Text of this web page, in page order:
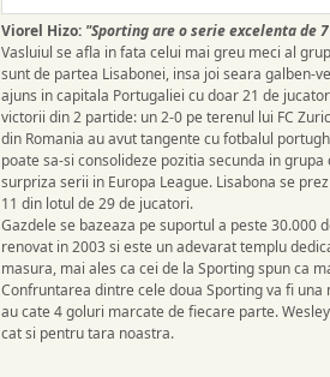
Viorel Hizo: "Sporting are o serie excelenta de
Vasluiul se afla in fata celui mai greu meci al
sunt de partea Lisabonei, insa joi seara galben-
ajuns in capitala Portugaliei cu doar 21 de
victorii din 2 partide: un 2-0 pe terenul lui FC
din Romania au avut tangente cu fotbalul
poate sa-si consolideze pozitia secunda in
surpriza serii in Europa League. Lisabona se
11 din lotul de 29 de jucatori.
Gazdele se bazeaza pe suportul a peste 30.000
renovat in 2003 si este un adevarat templu
masura, mai ales ca cei de la Sporting spun ca
Confruntarea dintre cele doua Sporting va fi
au cate 4 goluri marcate de fiecare parte.
cat si pentru tara noastra.